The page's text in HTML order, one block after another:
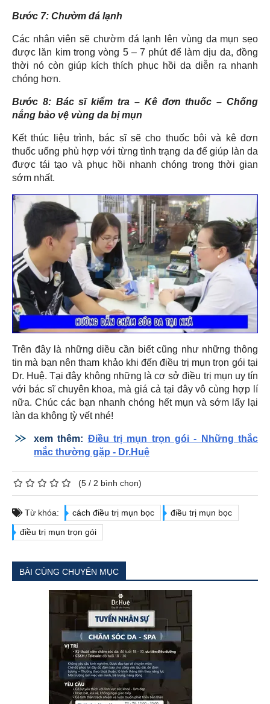
Bước 7: Chườm đá lạnh
Các nhân viên sẽ chườm đá lạnh lên vùng da mụn sẹo
được lăn kim trong vòng 5 – 7 phút để làm dịu da, đồng
thời nó còn giúp kích thích phục hồi da diễn ra nhanh
chóng hơn.
Bước 8: Bác sĩ kiểm tra – Kê đơn thuốc – Chống
nắng bảo vệ vùng da bị mụn
Kết thúc liệu trình, bác sĩ sẽ cho thuốc bôi và kê đơn
thuốc uống phù hợp với từng tình trạng da để giúp làn da
được tái tạo và phục hồi nhanh chóng trong thời gian
sớm nhất.
Trên đây là những diều cần biết cũng như những thông
tin mà bạn nên tham khảo khi đến điều trị mụn trọn gói tại
Dr. Huệ. Tại đây không những là cơ sở điều trị mụn uy tín
với bác sĩ chuyên khoa, mà giá cả tại đây vô cùng hợp lí
nữa. Chúc các bạn nhanh chóng hết mụn và sớm lấy lại
làn da không tỳ vết nhé!
xem thêm: Điều trị mụn trọn gói - Những thắc
mắc thường gặp - Dr.Huệ
(5 / 2 bình chọn)
Từ khóa: cách điều trị mụn bọc
điều trị mụn bọc
điều trị mụn trọn gói
BÀI CÙNG CHUYÊN MỤC